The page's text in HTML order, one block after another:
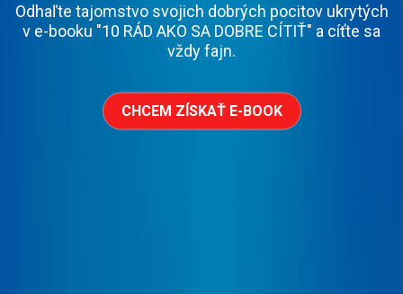
Odhaľte tajomstvo svojich dobrých pocitov ukrytých
v e-booku "10 RÁD AKO SA DOBRE CÍTIŤ" a cíťte sa
vždy fajn.
CHCEM ZÍSKAŤ E-BOOK